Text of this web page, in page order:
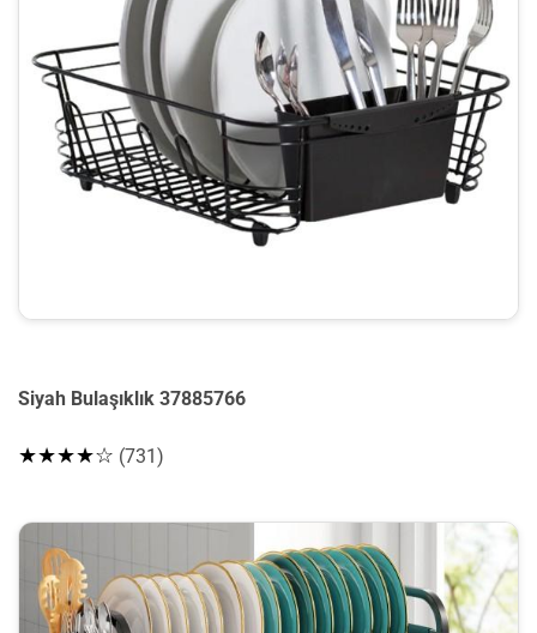
Siyah Bulaşıklık 37885766
★★★★☆ (731)